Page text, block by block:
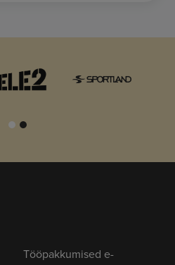
Tööpakkumised e-